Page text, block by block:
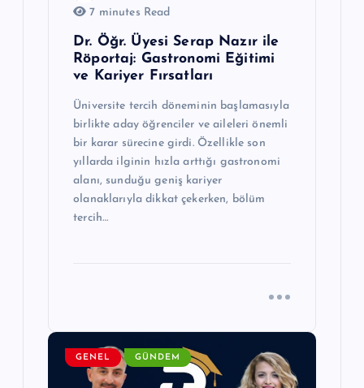
7 minutes Read
Dr. Öğr. Üyesi Serap Nazır ile
Röportaj: Gastronomi Eğitimi
ve Kariyer Fırsatları
Üniversite tercih döneminin başlamasıyla
birlikte aday öğrenciler ve aileleri önemli
bir karar sürecine girdi. Özellikle son
yıllarda ilginin hızla arttığı gastronomi
alanı, sunduğu geniş kariyer
olanaklarıyla dikkat çekerken, bölüm
tercih…
GENEL GÜNDEM